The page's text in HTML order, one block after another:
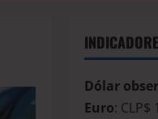
Dólar
Euro: CLP$